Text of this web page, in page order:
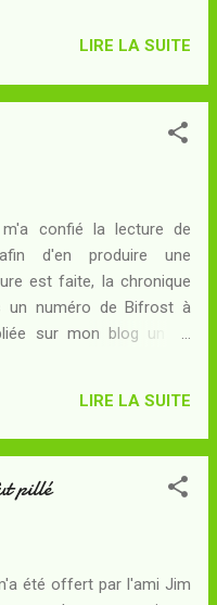
minéraux (le substrat,
qui frappe et amuse
: la Lune serait
de Lune ! Déterminé
au Ciel jusque dans
en Nouvelle-France où il
Roi... et où il conçoit
nouvelle pour atteindre
cette fois-ci
réussie jusqu'à
surprenante - plus
LIRE LA SUITE
confié la lecture de
d'en produire une
est faite, la chronique
un numéro de Bifrost à
sur mon blog un an
de légèreté tout à
sensation qui
membres ! A ses côtés,
n'a pas augmenté,
de six kilogrammes
LIRE LA SUITE
pillé
été offert par l'ami Jim